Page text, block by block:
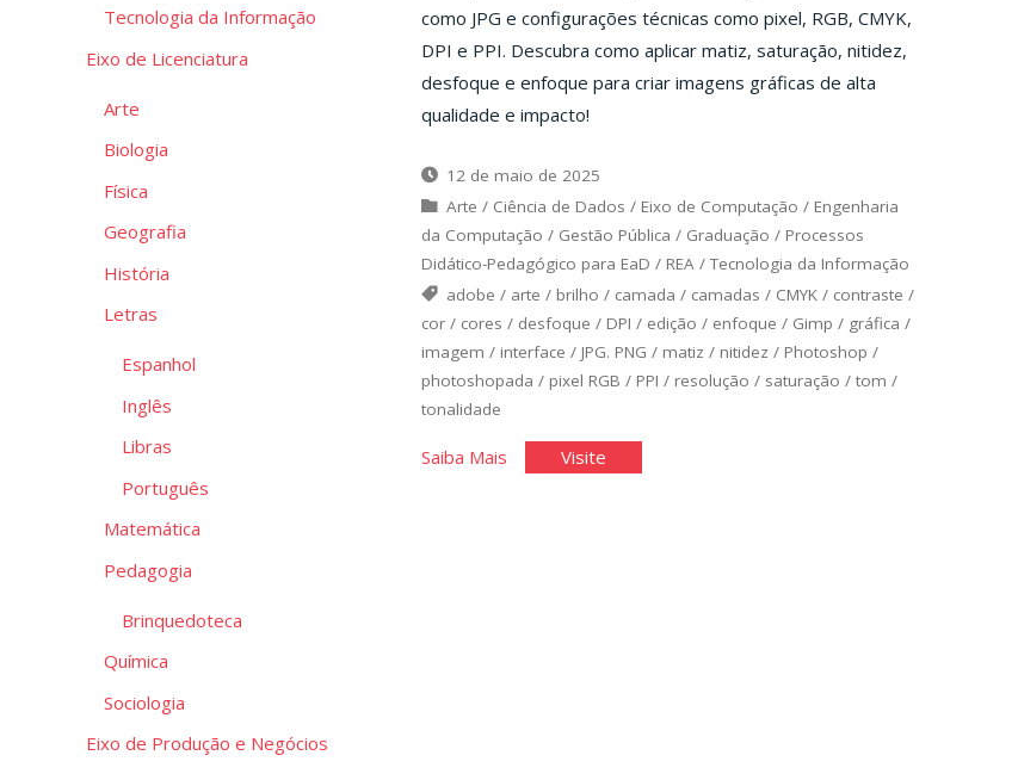
como JPG e configurações técnicas como pixel, RGB, CMYK,
DPI e PPI. Descubra como aplicar matiz, saturação, nitidez,
desfoque e enfoque para criar imagens gráficas de alta
qualidade e impacto!
12 de maio de 2025
Arte / Ciência de Dados / Eixo de Computação / Engenharia
da Computação / Gestão Pública / Graduação / Processos
Didático-Pedagógico para EaD / REA/Tecnologia da Informação
adobe / arte / brilho / camada / camadas / CMYK / contraste /
cor/ cores / desfoque / DPI / edição / enfoque / Gimp / gráfica /
imagem / interface / JPG. PNG / matiz / nitidez / Photoshop /
photoshopada / pixel RGB / PPI / resolução / saturação / tom /
tonalidade
Saiba Mais"EdiçãoVisite"Edição
Tecnologia da Informação
Eixo de Licenciatura
Arte
Biologia
Física
Geografia
História
Letras
Espanhol
Inglês
Libras
Português
Matemática
Pedagogia
Brinquedoteca
Química
Sociologia
Eixo de Produção e Negócios